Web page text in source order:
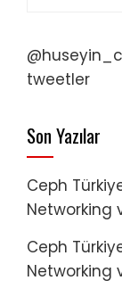
tweetler
Son Yazılar
Ceph
Networking
Ceph
Networking